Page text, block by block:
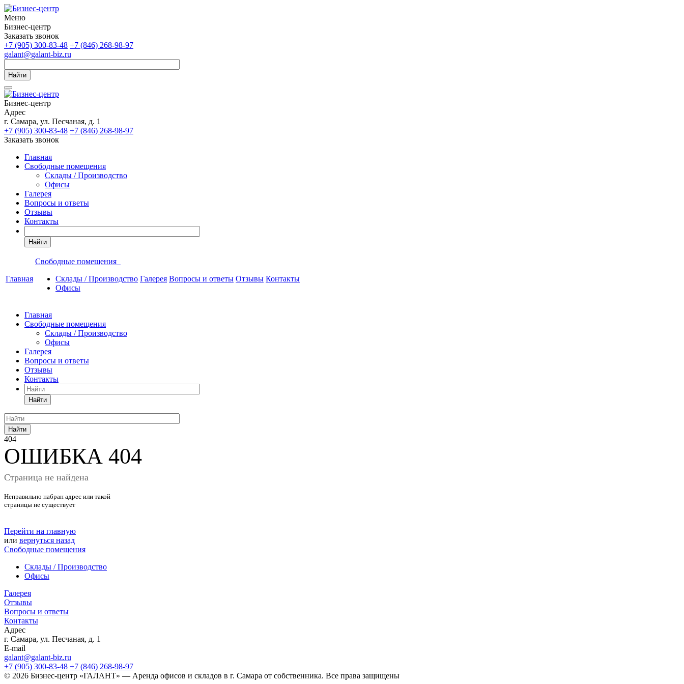
Меню
Бизнес-центр
Заказать звонок
+7 (905) 300-83-48 +7 (846) 268-98-97
galant@galant-biz.ru
Найти
Бизнес-центр
Адрес
г. Самара, ул. Песчаная, д. 1
+7 (905) 300-83-48 +7 (846) 268-98-97
Заказать звонок
Главная
Свободные помещения
Склады / Производство
Офисы
Галерея
Вопросы и ответы
Отзывы
Контакты
Найти
Главная
Свободные помещения
Склады / Производство
Офисы
Галерея Вопросы и ответы Отзывы Контакты
Главная
Свободные помещения
Склады / Производство
Офисы
Галерея
Вопросы и ответы
Отзывы
Контакты
Найти
Найти
404
ОШИБКА 404
Страница не найдена
Неправильно набран адрес или такой
страницы не существует
Перейти на главную
или вернуться назад
Свободные помещения
Склады / Производство
Офисы
Галерея
Отзывы
Вопросы и ответы
Контакты
Адрес
г. Самара, ул. Песчаная, д. 1
E-mail
galant@galant-biz.ru
+7 (905) 300-83-48 +7 (846) 268-98-97
© 2026 Бизнес-центр «ГАЛАНТ» — Аренда офисов и складов в г. Самара от собственника. Все права защищены